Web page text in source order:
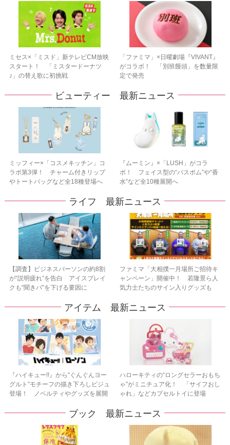
ミセス×「ミスド」新テレビCM放映
スタート！ 「ミスタードーナツ
♪」の替え歌に初挑戦
「ファミマ」×日曜劇場『VIVANT』
がコラボ！ 「別班饅頭」を数量限
定で発売
ビューティー 最新ニュース
ミッフィー×「コスメキッチン」コ
ラボ第3弾！ チャーム付きリップ
やトートバッグなど全18種登場へ
『ムーミン』×「LUSH」がコラ
ボ！ フェイス型の“バスボム”や“香
水”など全10種展開へ
ライフ 最新ニュース
【調査】ビジネスパーソンの約8割
が“説明疲れ”を告白 アイスブレイ
クも“聞きパ”を下げる要因に
ファミマ「大相撲一月場所ご招待キ
ャンペーン」開催中！ 若隆景ら人
気力士たちのサイン入りグッズも
アイテム 最新ニュース
『ハイキュー!!』から“ぐんぐんヨー
グルト”モチーフの描き下ろしビジュ
登場！ ノベルティやグッズを展開
ハローキティの“ロングセラーおもち
ゃ”がミニチュア化！ 「サイフおし
ゃれ」などカプセルトイに登場
ブック 最新ニュース